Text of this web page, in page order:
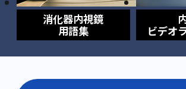
消化器内視鏡
用語集
ビデオ